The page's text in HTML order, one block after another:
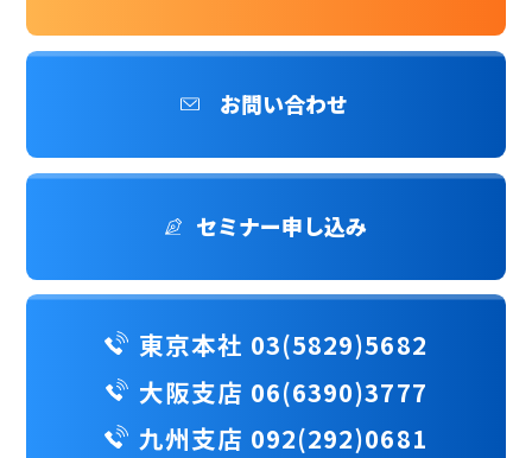
お問い合わせ
セミナー申し込み
東京本社 03(5829)5682
大阪支店 06(6390)3777
九州支店 092(292)0681